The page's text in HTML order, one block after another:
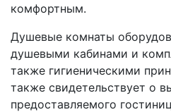
комфортным.
Душевые комнаты
душевыми кабинами и
также гигиеническими
также свидетельствует о
предоставляемого